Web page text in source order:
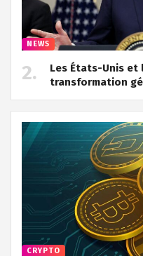
NEWS
Les États-Unis et
transformation
CRYPTO